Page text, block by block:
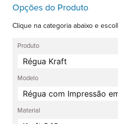
Opções do Produto
Clique na categoria abaixo e
Produto
Modelo
Material